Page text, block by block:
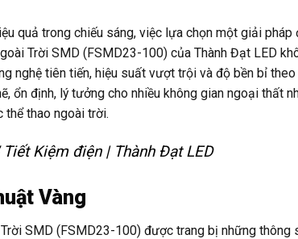
quả trong chiếu sáng, việc lựa chọn một giải pháp
Trời SMD (FSMD23-100) của Thành Đạt LED
nghệ tiên tiến, hiệu suất vượt trội và độ bền bỉ
ổn định, lý tưởng cho nhiều không gian ngoại thất
thể thao ngoài trời.
Kiệm điện | Thành Đạt LED
Vàng
SMD (FSMD23-100) được trang bị những thông